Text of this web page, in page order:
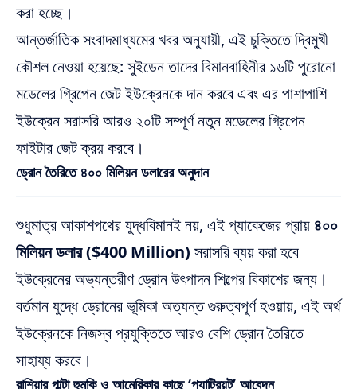
করা হচ্ছে।
আন্তর্জাতিক সংবাদমাধ্যমের খবর অনুযায়ী, এই চুক্তিতে দ্বিমুখী
কৌশল নেওয়া হয়েছে: সুইডেন তাদের বিমানবাহিনীর ১৬টি পুরোনো
মডেলের গ্রিপেন জেট ইউক্রেনকে দান করবে এবং এর পাশাপাশি
ইউক্রেন সরাসরি আরও ২০টি সম্পূর্ণ নতুন মডেলের গ্রিপেন
ফাইটার জেট ক্রয় করবে।
ড্রোন তৈরিতে ৪০০ মিলিয়ন ডলারের অনুদান
শুধুমাত্র আকাশপথের যুদ্ধবিমানই নয়, এই প্যাকেজের প্রায় ৪০০
মিলিয়ন ডলার ($400 Million) সরাসরি ব্যয় করা হবে
ইউক্রেনের অভ্যন্তরীণ ড্রোন উৎপাদন শিল্পের বিকাশের জন্য।
বর্তমান যুদ্ধে ড্রোনের ভূমিকা অত্যন্ত গুরুত্বপূর্ণ হওয়ায়, এই অর্থ
ইউক্রেনকে নিজস্ব প্রযুক্তিতে আরও বেশি ড্রোন তৈরিতে
সাহায্য করবে।
রাশিয়ার পাল্টা হুমকি ও আমেরিকার কাছে ‘প্যাট্রিয়ট’ আবেদন